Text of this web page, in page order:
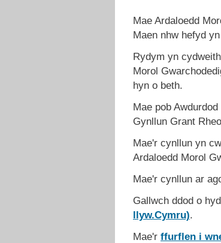
Mae Ardaloedd
Maen nhw hefyd
Rydym yn
Morol
hyn o beth.
Mae pob
Gynllun Grant
Mae'r cynllun yn
Ardaloedd Morol
Mae'r cynllun ar
Gallwch ddod o
llyw.Cymru).
Mae'r ffurflen i